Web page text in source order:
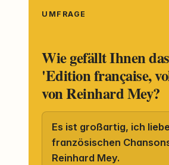
UMFRAGE
Wie gefällt Ihnen
'Edition française,
von Reinhard Mey?
Es ist großartig, ich
französischen
Reinhard Mey.